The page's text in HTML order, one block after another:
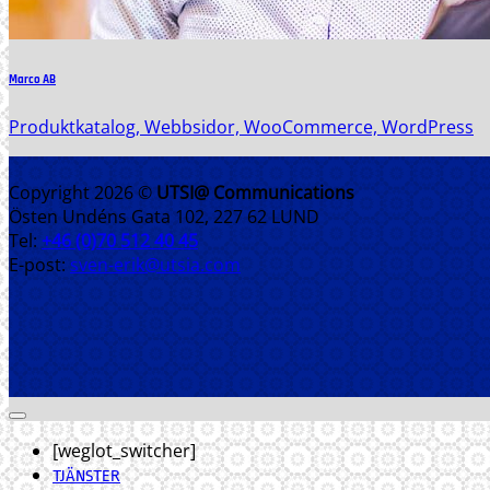
Marco AB
Produktkatalog, Webbsidor, WooCommerce, WordPress
Copyright 2026 © UTSI@ Communications
Östen Undéns Gata 102, 227 62 LUND
Tel: +46 (0)70 512 40 45
E-post: sven-erik@utsia.com
[weglot_switcher]
TJÄNSTER